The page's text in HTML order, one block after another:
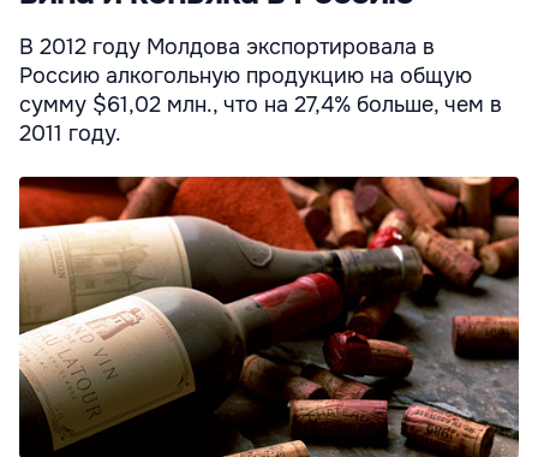
В 2012 году Молдова экспортировала в
Россию алкогольную продукцию на общую
сумму $61,02 млн., что на 27,4% больше, чем в
2011 году.